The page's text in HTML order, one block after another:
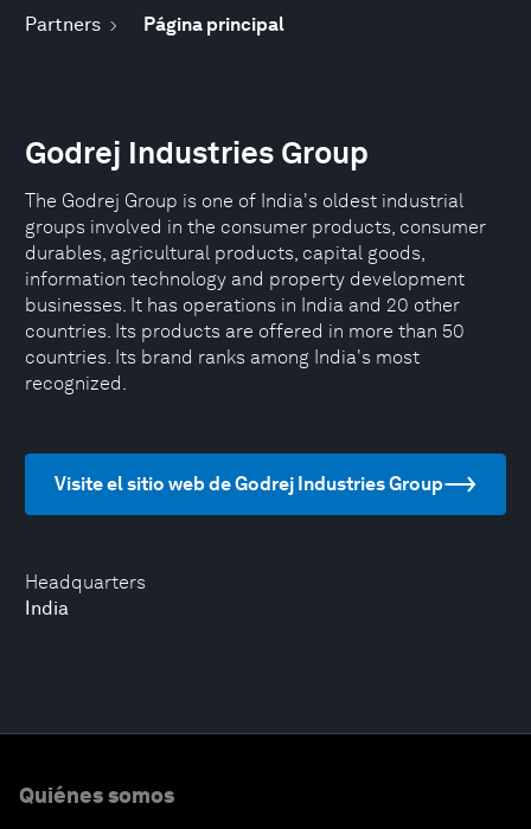
Partners Página principal
Headquarters
India
Godrej Industries Group
The Godrej Group is one of India's oldest industrial
groups involved in the consumer products, consumer
durables, agricultural products, capital goods,
information technology and property development
businesses. It has operations in India and 20 other
countries. Its products are offered in more than 50
countries. Its brand ranks among India's most
recognized.
Visite el sitio web de Godrej Industries Group
Quiénes somos